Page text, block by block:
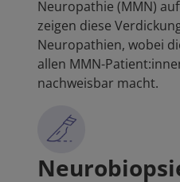
Neuropathie (MMN)
zeigen diese
Neuropathien, wobei
allen MMN-
nachweisbar macht.